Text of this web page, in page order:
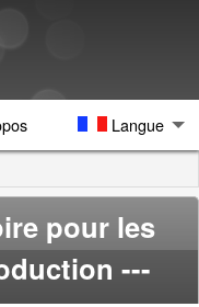
Langue
pour les
---